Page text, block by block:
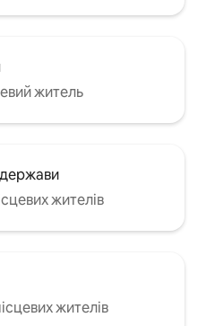
житель
жителів
жителів